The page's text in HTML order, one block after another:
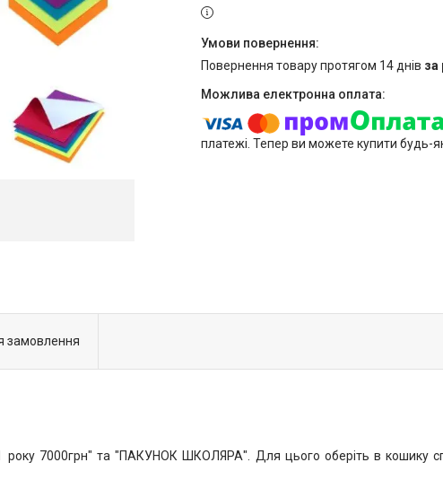
повернення товару протягом 14 днів за
платежі. Тепер ви можете купити будь-
замовлення
7000грн" та "ПАКУНОК ШКОЛЯРА". Для цього оберіть в кошику